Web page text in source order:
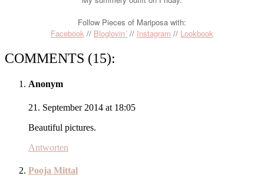
Follow Pieces of Mariposa with:
Facebook // Bloglovin´ // Instagram // Lookbook
COMMENTS (15):
Anonym
21. September 2014 at 18:05
Beautiful pictures.
Antworten
Pooja Mittal